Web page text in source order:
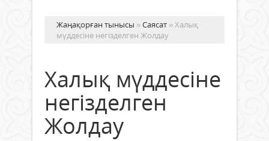
Жаңақорған тынысы »Саясат » Халық
мүддесіне негізделген Жолдау
Халық мүддесіне
негізделген
Жолдау